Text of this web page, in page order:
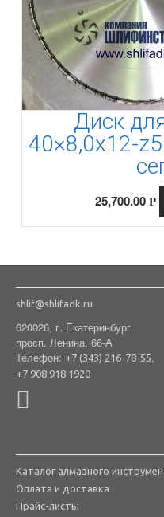
Диск
40×8,0x12-
25,700.00 Р
shlif@shlifadk.ru
620026, г. Екатеринбург
просп. Ленина, 66-А
Телефон: +7 (343) 216-78-55,
+7 908 918 1920
Каталог алмазного
Оплата и доставка
Прайс-листы